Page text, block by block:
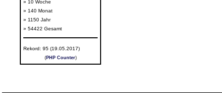
» 10 Woche
» 140 Monat
» 1150 Jahr
» 54422 Gesamt
Rekord: 95 (19.05.2017)
(PHP Counter)